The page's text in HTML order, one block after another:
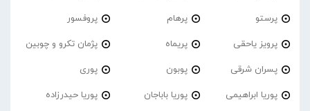
پرستو پرهام پروفسور
پرویز یاحقی پریماه پژمان تکرو و چوبین
پسران شرقی پوبون پوری
پوریا ابراهیمی پوریا باباجان پوریا حیدرزاده